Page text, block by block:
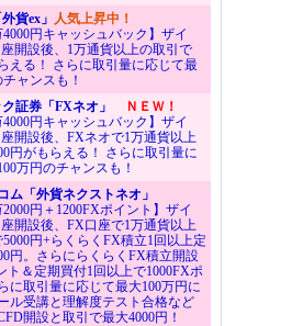
貨ex」 人気上昇中！
4000円キャッシュバック】ザイ
開設後、1万通貨以上の取引で
える！ さらに取引量に応じて最
ャンスも！
証券「FXネオ」
ＮＥＷ！
4000円キャッシュバック】ザイ
開設後、FXネオで1万通貨以上
円がもらえる！ さらに取引量に
万円のチャンスも！
ム「外貨ネクストネオ」
2000円＋1200FXポイント】ザイ
開設後、FX口座で1万通貨以上
円+らくらくFX積立1回以上定
円。さらにらくらくFX積立開設
ト＆定期買付1回以上で1000FXポ
に取引量に応じて最大100万円に
ル受講と理解度テスト合格など
開設と取引で最大4000円！